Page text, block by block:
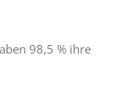
98,5 % ihre